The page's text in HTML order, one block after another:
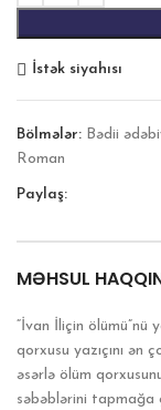
İstək siyahısı
Bölmələr: Bədii
Roman
Paylaş:
MƏHSUL
“İvan İliçin ölümü”nü
qorxusu yazıçını
əsərlə ölüm
səbəblərini tapmağa